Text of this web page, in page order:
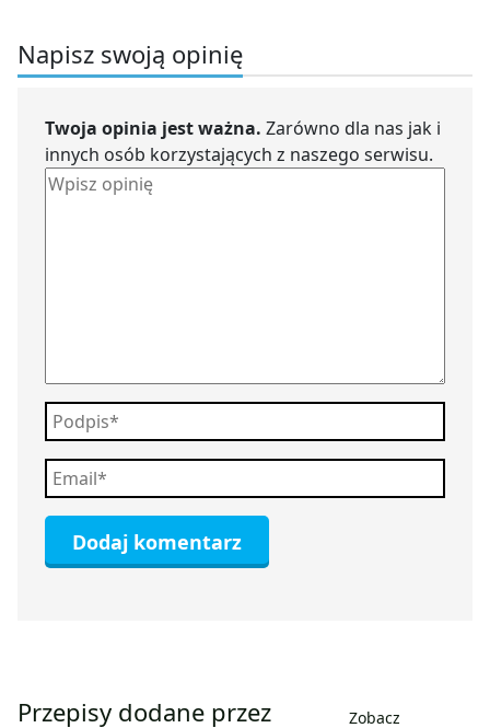
Napisz swoją opinię
Twoja opinia jest ważna. Zarówno dla nas jak i
innych osób korzystających z naszego serwisu.
Przepisy dodane przez
Zobacz